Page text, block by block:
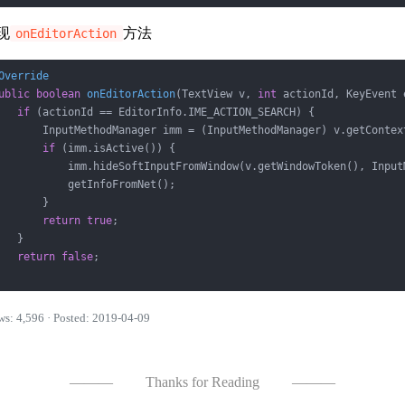
onEditorAction 方法
boolean onEditorAction(TextView v, int actionId, KeyEvent
if (actionId == EditorInfo.IME_ACTION_SEARCH) {
InputMethodManager imm = (InputMethodManager)
if (imm.isActive()) {
imm.hideSoftInputFromWindow(v.getWindowToken(),
getInfoFromNet();
}
return true;
}
return false;
4,596 · Posted: 2019-04-09
——— Thanks for Reading ———